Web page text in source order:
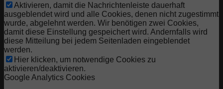
Aktivieren, damit die Nachrichtenleiste dauerhaft
ausgeblendet wird und alle Cookies, denen nicht zugestimmt
wurde, abgelehnt werden. Wir benötigen zwei Cookies,
damit diese Einstellung gespeichert wird. Andernfalls wird
diese Mitteilung bei jedem Seitenladen eingeblendet
werden.
Hier klicken, um notwendige Cookies zu
aktivieren/deaktivieren.
Google Analytics Cookies